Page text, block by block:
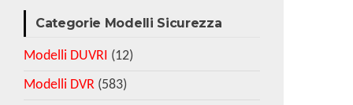
Categorie Modelli Sicurezza
Modelli DUVRI (12)
Modelli DVR (583)